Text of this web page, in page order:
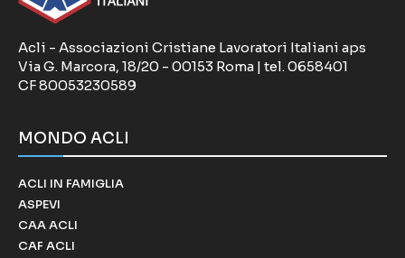
Acli - Associazioni Cristiane Lavoratori Italiani aps
Via G. Marcora, 18/20 - 00153 Roma | tel. 0658401
CF 80053230589
MONDO ACLI
ACLI IN FAMIGLIA
ASPEVI
CAA ACLI
CAF ACLI